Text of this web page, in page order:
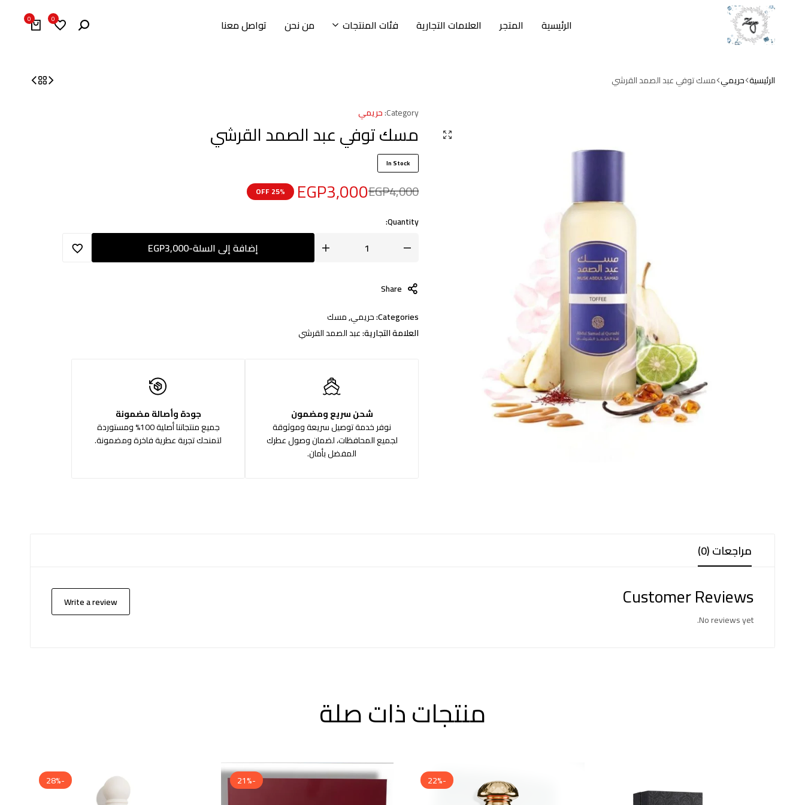
الرئيسية المتجر العلامات التجارية فئات المنتجات من نحن تواصل معنا 0
0
الرئيسية حريمي مسك توفي عبد الصمد القرشي
Category: حريمي
مسك توفي عبد الصمد القرشي
In Stock
EGP4,000
EGP3,000
25% OFF
Quantity:
إضافة إلى السلة-
EGP3,000
Share
Categories: حريمي,مسك
العلامة التجارية:عبد الصمد القرشي
شحن سريع ومضمون
نوفر خدمة توصيل سريعة وموثوقة
لجميع المحافظات، لضمان وصول عطرك
المفضل بأمان.
جودة وأصالة مضمونة
جميع منتجاتنا أصلية 100% ومستوردة
لتمنحك تجربة عطرية فاخرة ومضمونة.
مراجعات (0)
Customer Reviews
No reviews yet.
Write a review
منتجات ذات صلة
-22%
-21%
-28%